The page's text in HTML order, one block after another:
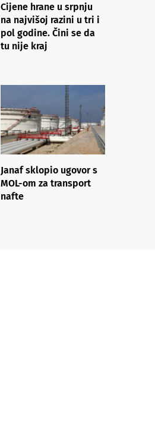
Cijene hrane u srpnju
na najvišoj razini u tri i
pol godine. Čini se da
tu nije kraj
Janaf sklopio ugovor s
MOL-om za transport
nafte